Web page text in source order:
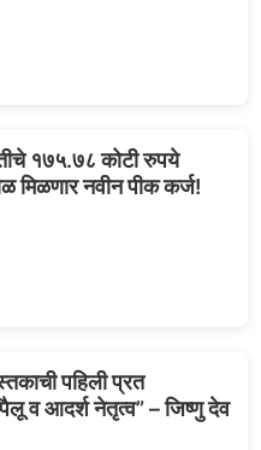
१७५.७८ कोटी रुपये
मिळणार नवीन पीक कर्ज!
पहिली प्रत
व आदर्श नेतृत्व” – जिष्णु देव